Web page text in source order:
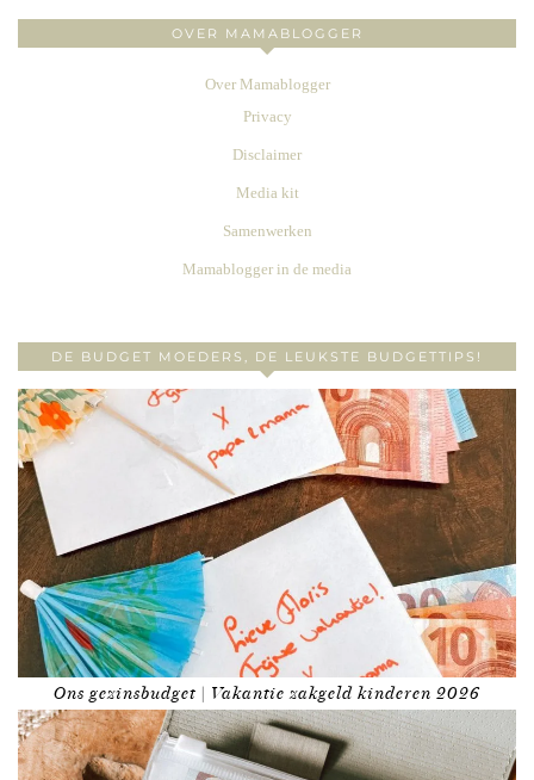
OVER MAMABLOGGER
Over Mamablogger
Privacy
Disclaimer
Media kit
Samenwerken
Mamablogger in de media
DE BUDGET MOEDERS, DE LEUKSTE BUDGETTIPS!
Ons gezinsbudget | Vakantie zakgeld kinderen 2026